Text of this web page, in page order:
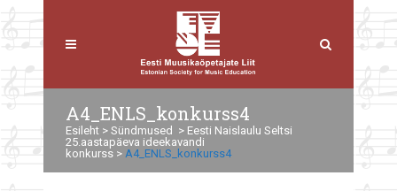
A4_ENLS_konkurss4
Esileht > Sündmused > Eesti Naislaulu Seltsi
25.aastapäeva ideekavandi
konkurss > A4_ENLS_konkurss4